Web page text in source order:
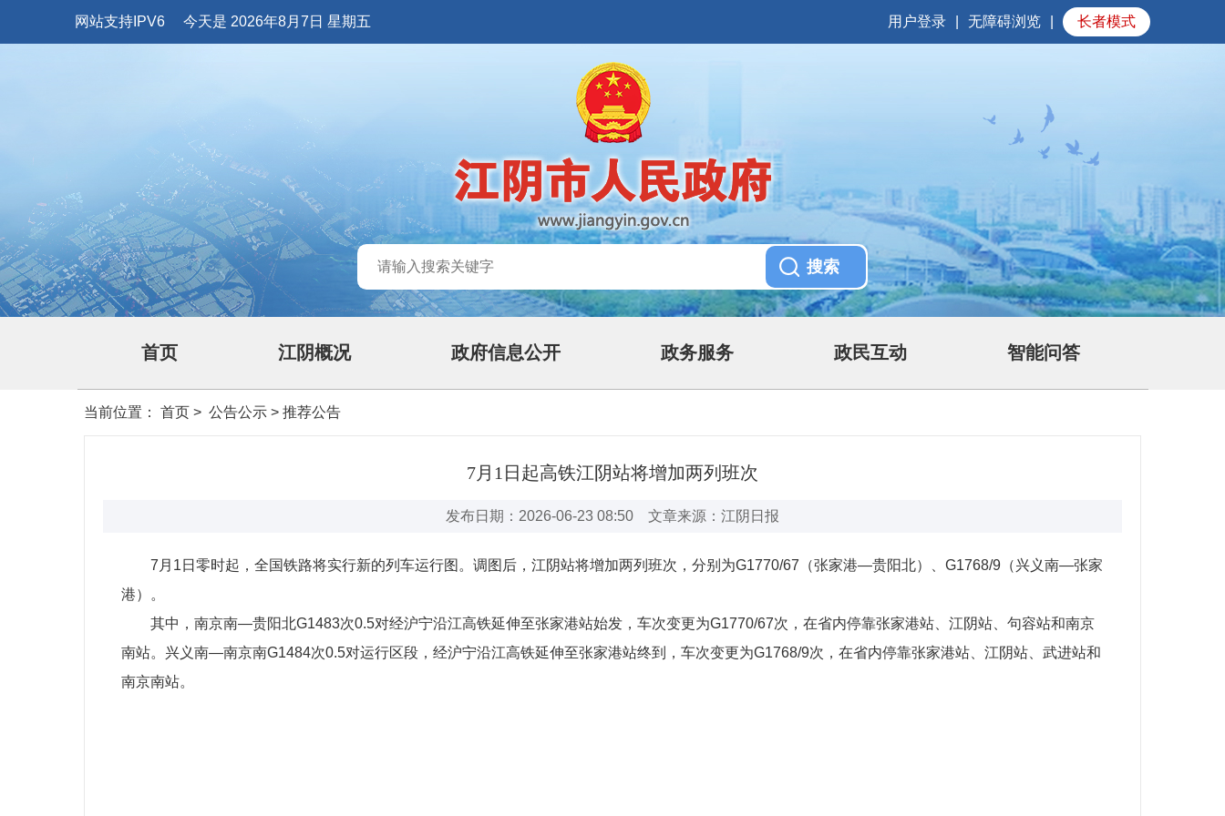
网站支持IPV6 今天是 2026年8月7日 星期五 用户登录 无障碍浏览 长者模式
首页 江阴概况 政府信息公开 政务服务 政民互动 智能问答
当前位置： 首页 > 公告公示 > 推荐公告
7月1日起高铁江阴站将增加两列班次
发布日期：2026-06-23 08:50 文章来源：江阴日报
7月1日零时起，全国铁路将实行新的列车运行图。调图后，江阴站将增加两列班次，分别为G1770/67（张家港—贵阳北）、G1768/9（兴义南—张家
港）。
其中，南京南—贵阳北G1483次0.5对经沪宁沿江高铁延伸至张家港站始发，车次变更为G1770/67次，在省内停靠张家港站、江阴站、句容站和南京
南站。兴义南—南京南G1484次0.5对运行区段，经沪宁沿江高铁延伸至张家港站终到，车次变更为G1768/9次，在省内停靠张家港站、江阴站、武进站和
南京南站。